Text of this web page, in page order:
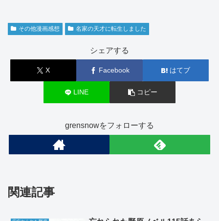
その他漫画感想 名家の天才に転生しました
シェアする
X Facebook はてブ
LINE コピー
grensnowをフォローする
関連記事